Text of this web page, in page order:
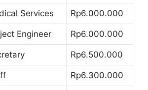
Services Rp6.000.000
Engineer Rp6.000.000
Rp6.500.000
Rp6.300.000